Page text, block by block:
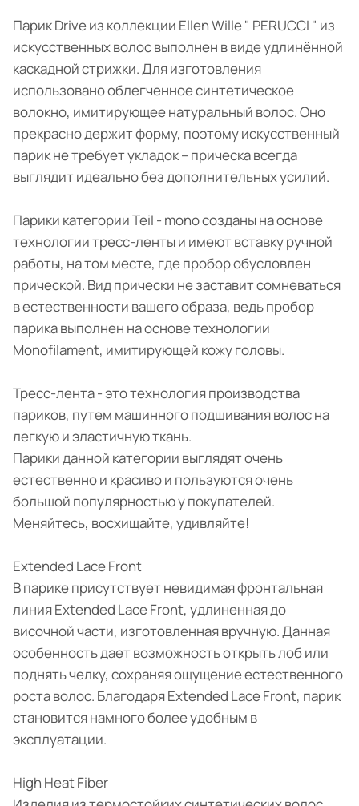
Парик Drive из коллекции Ellen Wille " PERUCCI " из
искусственных волос выполнен в виде удлинённой
каскадной стрижки. Для изготовления
использовано облегченное синтетическое
волокно, имитирующее натуральный волос. Оно
прекрасно держит форму, поэтому искусственный
парик не требует укладок – прическа всегда
выглядит идеально без дополнительных усилий.
Парики категории Teil - mono созданы на основе
технологии тресс-ленты и имеют вставку ручной
работы, на том месте, где пробор обусловлен
прической. Вид прически не заставит сомневаться
в естественности вашего образа, ведь пробор
парика выполнен на основе технологии
Monofilament, имитирующей кожу головы.
Тресс-лента - это технология производства
париков, путем машинного подшивания волос на
легкую и эластичную ткань.
Парики данной категории выглядят очень
естественно и красиво и пользуются очень
большой популярностью у покупателей.
Меняйтесь, восхищайте, удивляйте!
Extended Lace Front
В парике присутствует невидимая фронтальная
линия Extended Lace Front, удлиненная до
височной части, изготовленная вручную. Данная
особенность дает возможность открыть лоб или
поднять челку, сохраняя ощущение естественного
роста волос. Благодаря Extended Lace Front, парик
становится намного более удобным в
эксплуатации.
High Heat Fiber